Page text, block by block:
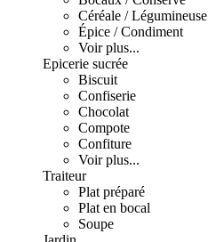
Céréale / Légumineuse
Épice / Condiment
Voir plus...
Epicerie sucrée
Biscuit
Confiserie
Chocolat
Compote
Confiture
Voir plus...
Traiteur
Plat préparé
Plat en bocal
Soupe